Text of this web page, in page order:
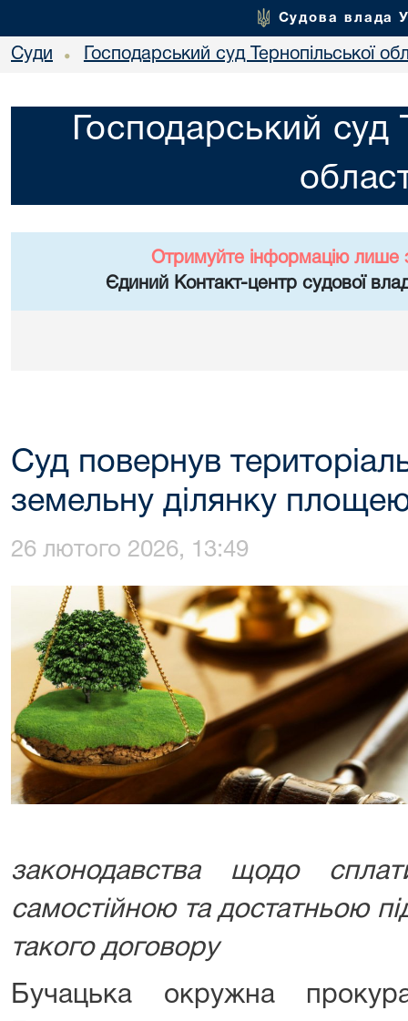
Судова влада
Суди • Господарський суд Тернопільської
Господарський суд
Отримуйте інформацію лише
Єдиний Контакт-центр судової
Суд повернув
земельну ділянку
26 лютого 2026, 13:49
законодавства щодо
самостійною та достатньою
такого договору
Бучацька окружна